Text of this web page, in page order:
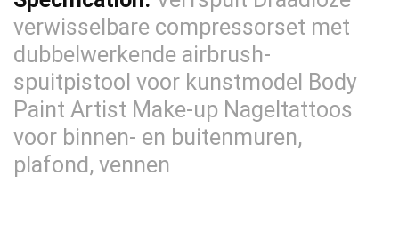
verwisselbare compressorset met
dubbelwerkende airbrush-
spuitpistool voor kunstmodel Body
Paint Artist Make-up Nageltattoos
voor binnen- en buitenmuren,
plafond, vennen